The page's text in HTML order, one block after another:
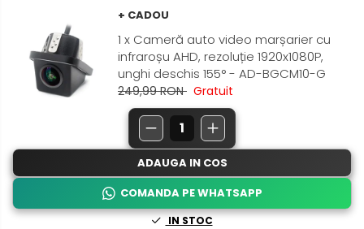
Isuzu
Chrysler
Smart
Fiat
Rame adaptoare Fiat
Rame adaptoare Hyundai
Rame adaptoare Mitsubishi
Rame adaptoare Jeep
Rame adaptoare Dodge IN STOC
+ CADOU
1 x Cameră auto video marșarier cu
infraroșu AHD, rezoluție 1920x1080P,
unghi deschis 155° - AD-BGCM10-G
249,99 RON Gratuit
ADAUGA IN COS
COMANDA PE WHATSAPP